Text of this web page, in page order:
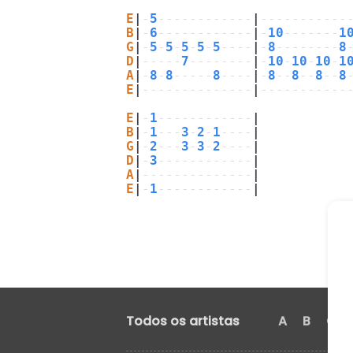
E - 5 ------------
B
- 6 ------------ - 10 -------
G
- 5 - 5 - 5 - 5 - 5 ---- - 8 -------- 8
D
----- 7 -------- - 10 - 10 - 10 -
A
- 8 - 8 ----- 8 ---- - 8 -- 8 -- 8 -- 8
E
--------------
E
- 1 ------------
B
- 1 --- 3 - 2 - 1 ----
G
- 2 --- 3 - 3 - 2 ----
D
- 3 ------------
A
--------------
E
- 1 ------------
Todos os artistas A B C